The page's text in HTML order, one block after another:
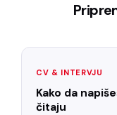
CV & INTERVJU
Kako da
čitaju